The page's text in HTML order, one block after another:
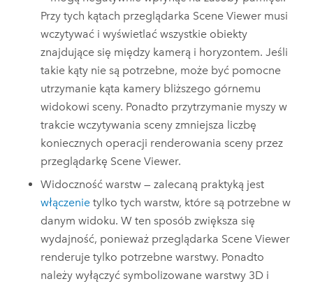
Przy tych kątach przeglądarka Scene Viewer musi
wczytywać i wyświetlać wszystkie obiekty
znajdujące się między kamerą i horyzontem. Jeśli
takie kąty nie są potrzebne, może być pomocne
utrzymanie kąta kamery bliższego górnemu
widokowi sceny. Ponadto przytrzymanie myszy w
trakcie wczytywania sceny zmniejsza liczbę
koniecznych operacji renderowania sceny przez
przeglądarkę Scene Viewer.
Widoczność warstw — zalecaną praktyką jest
włączenie tylko tych warstw, które są potrzebne w
danym widoku. W ten sposób zwiększa się
wydajność, ponieważ przeglądarka Scene Viewer
renderuje tylko potrzebne warstwy. Ponadto
należy wyłączyć symbolizowane warstwy 3D i